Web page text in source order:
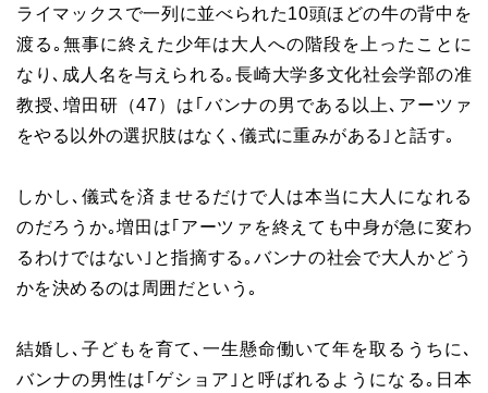
ライマックスで一列に並べられた10頭ほどの牛の背中を
渡る｡無事に終えた少年は大人への階段を上ったことに
なり､成人名を与えられる｡長崎大学多文化社会学部の准
教授､増田研（47）は｢バンナの男である以上､アーツァ
をやる以外の選択肢はなく､儀式に重みがある｣と話す｡
しかし､儀式を済ませるだけで人は本当に大人になれる
のだろうか｡増田は｢アーツァを終えても中身が急に変わ
るわけではない｣と指摘する｡バンナの社会で大人かどう
かを決めるのは周囲だという｡
結婚し､子どもを育て､一生懸命働いて年を取るうちに､
バンナの男性は｢ゲショア｣と呼ばれるようになる｡日本